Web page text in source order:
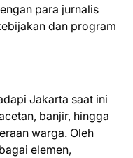
para jurnalis
dan program
Jakarta saat ini
banjir, hingga
warga. Oleh
elemen,